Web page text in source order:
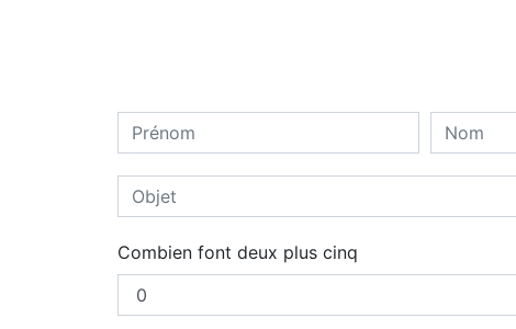
Combien font deux plus cinq